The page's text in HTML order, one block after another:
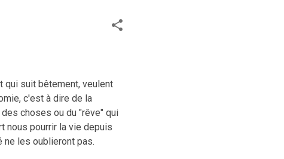
qui suit bêtement, veulent
c'est à dire de la
choses ou du "rêve" qui
nous pourrir la vie depuis
les oublieront pas.